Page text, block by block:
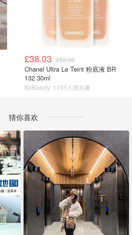
£38.03 £52.00
Chanel Ultra Le Teint 粉底液 BR
132 30ml
AllBeauty 1191人感兴趣
猜你喜欢